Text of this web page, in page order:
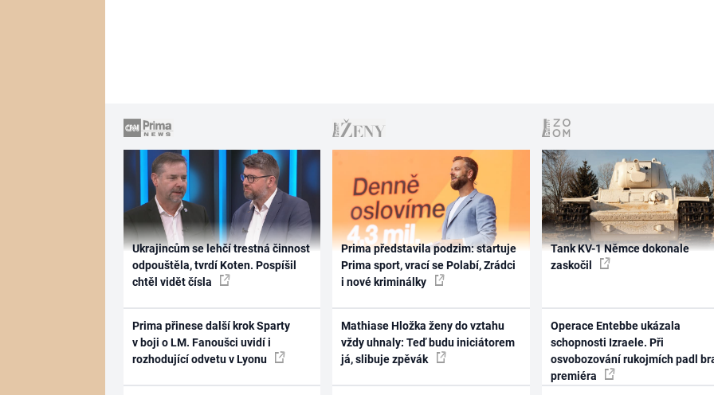
Ukrajincům se lehčí trestná činnost
odpouštěla, tvrdí Koten. Pospíšil
chtěl vidět čísla
Prima přinese další krok Sparty
v boji o LM. Fanoušci uvidí i
rozhodující odvetu v Lyonu
Prima představila podzim: startuje
Prima sport, vrací se Polabí, Zrádci
i nové kriminálky
Mathiase Hložka ženy do vztahu
vždy uhnaly: Teď budu iniciátorem
já, slibuje zpěvák
Tank KV-1 Němce dokonale
zaskočil
Operace Entebbe ukázala
schopnosti Izraele. Při
osvobozování rukojmích padl
premiéra